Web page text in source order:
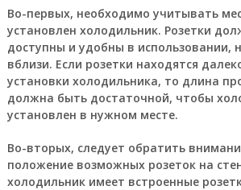
Во-первых, необходимо учитывать
установлен холодильник. Розетки
доступны и удобны в использовании,
вблизи. Если розетки находятся
установки холодильника, то длина
должна быть достаточной, чтобы
установлен в нужном месте.
Во-вторых, следует обратить
положение возможных розеток на
холодильник имеет встроенные